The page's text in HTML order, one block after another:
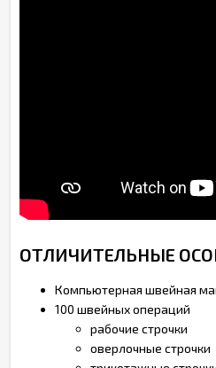
ОТЛИЧИТЕЛЬНЫЕ
Компьютерная швейная
100 швейных операций
рабочие строчки
оверлочные строчки